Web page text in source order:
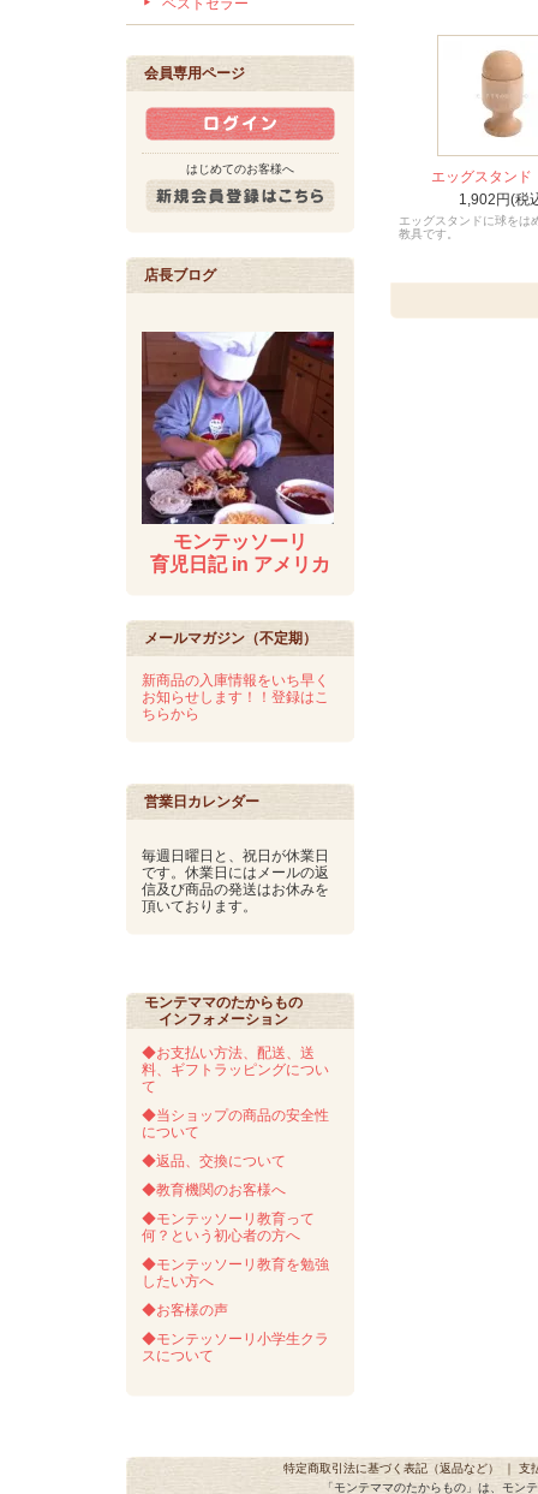
ベストセラー
会員専用ページ
はじめてのお客様へ
店長ブログ
モンテッソーリ
育児日記 in アメリカ
メールマガジン（不定期）
新商品の入庫情報をいち早く
お知らせします！！登録はこ
ちらから
営業日カレンダー
毎週日曜日と、祝日が休業日
です。休業日にはメールの返
信及び商品の発送はお休みを
頂いております。
モンテママのたからもの
インフォメーション
◆お支払い方法、配送、送
料、ギフトラッピングについ
て
◆当ショップの商品の安全性
について
◆返品、交換について
◆教育機関のお客様へ
◆モンテッソーリ教育って
何？という初心者の方へ
◆モンテッソーリ教育を勉強
したい方へ
◆お客様の声
◆モンテッソーリ小学生クラ
スについて
エッグスタンド
1,902円(税
エッグスタンドに球をは
教具です。
特定商取引法に基づく表記（返品など） ｜ 支
「モンテママのたからもの」は、モン